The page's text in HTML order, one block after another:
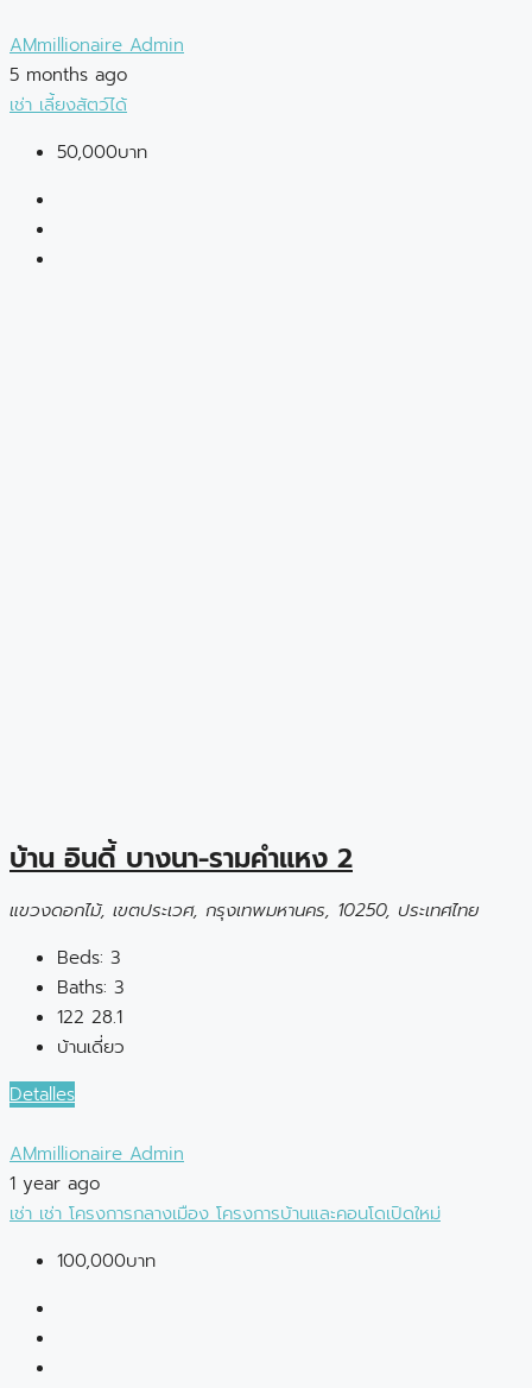
AMmillionaire Admin
5 months ago
เช่า เลี้ยงสัตว์ได้
50,000บาท
บ้าน อินดี้ บางนา-รามคำแหง 2
แขวงดอกไม้, เขตประเวศ, กรุงเทพมหานคร, 10250, ประเทศไทย
Beds: 3
Baths: 3
122 28.1
บ้านเดี่ยว
Detalles
AMmillionaire Admin
1 year ago
เช่า เช่า โครงการกลางเมือง โครงการบ้านและคอนโดเปิดใหม่
100,000บาท